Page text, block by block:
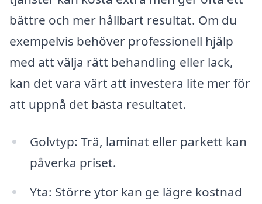
bättre och mer hållbart resultat. Om du
exempelvis behöver professionell hjälp
med att välja rätt behandling eller lack,
kan det vara värt att investera lite mer för
att uppnå det bästa resultatet.
Golvtyp: Trä, laminat eller parkett kan
påverka priset.
Yta: Större ytor kan ge lägre kostnad